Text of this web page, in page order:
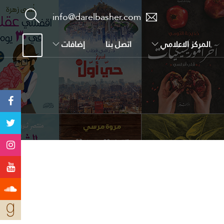
info@darelbasher.com
المركز الاعلامي اتصل بنا إضافات